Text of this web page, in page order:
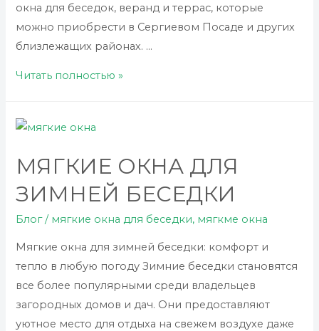
окна для беседок, веранд и террас, которые
можно приобрести в Сергиевом Посаде и других
близлежащих районах. …
Купить
для
в
Сергиевом
преимущества
и
особенности
Читать полностью »
МЯГКИЕ ОКНА ДЛЯ
ЗИМНЕЙ БЕСЕДКИ
Блог/ мягкие окна для беседки, мягкме окна
Мягкие окна для зимней беседки: комфорт и
тепло в любую погоду Зимние беседки становятся
все более популярными среди владельцев
загородных домов и дач. Они предоставляют
уютное место для отдыха на свежем воздухе даже